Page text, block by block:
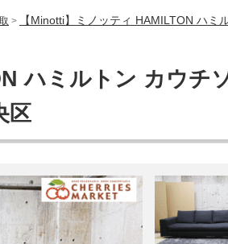
> 【Minotti】ミノッティ HAMILTON ハ
ハミルトン カウチ
区